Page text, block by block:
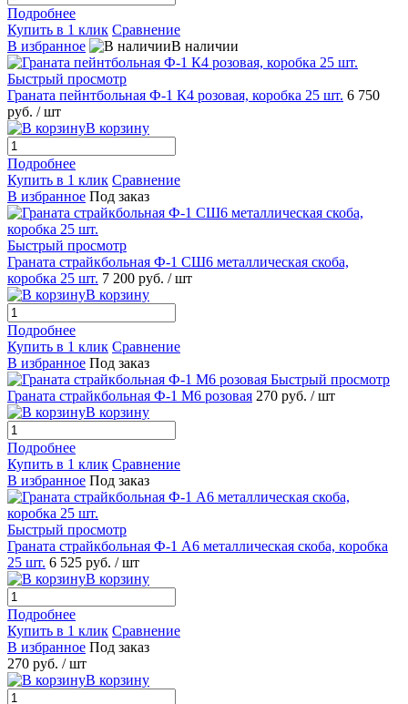
Подробнее
Купить в 1 клик Сравнение
В избранное
В наличии
Быстрый просмотр
Граната пейнтбольная Ф-1 К4 розовая, коробка 25 шт. 6 750
руб. / шт
В корзину
Подробнее
Купить в 1 клик Сравнение
В избранное Под заказ
Быстрый просмотр
Граната страйкбольная Ф-1 СШ6 металлическая скоба,
коробка 25 шт. 7 200 руб. / шт
В корзину
Подробнее
Купить в 1 клик Сравнение
В избранное Под заказ
Быстрый просмотр
Граната страйкбольная Ф-1 М6 розовая 270 руб. / шт
В корзину
Подробнее
Купить в 1 клик Сравнение
В избранное Под заказ
Быстрый просмотр
Граната страйкбольная Ф-1 А6 металлическая скоба, коробка
25 шт. 6 525 руб. / шт
В корзину
Подробнее
Купить в 1 клик Сравнение
В избранное Под заказ
270 руб. / шт
В корзину